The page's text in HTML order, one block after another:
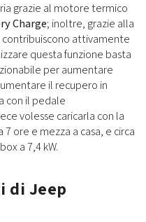
grazie al motore termico
Charge; inoltre, grazie alla
attivamente
questa funzione basta
per aumentare
il recupero in
con il pedale
volesse caricarla con la
ore e mezza a casa, e circa
a 7,4 kW.
di Jeep